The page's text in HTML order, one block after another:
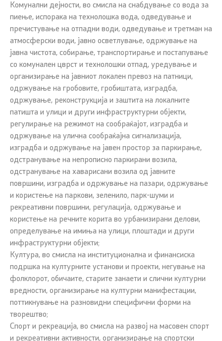
Комунални дејности, во смисла на снабдување со вода за
пиење, испорака на технолошка вода, одведување и
пречистување на отпадни води, одведување и третман на
атмосферски води, јавно осветлување, одржување на
јавна чистота, собирање, транспортирање и постапување
со комунален цврст и технолошки отпад, уредување и
организирање на јавниот локален превоз на патници,
одржување на гробовите, гробиштата, изградба,
одржување, реконструкција и заштита на локалните
патишта и улици и други инфраструктурни објекти,
регулирање на режимот на сообраќајот, изградба и
одржување на улична сообраќајна сигнализација,
изградба и одржување на јавен простор за паркирање,
одстранување на непрописно паркирани возила,
одстранување на хаварисани возила од јавните
површини, изградба и одржување на пазари, одржување
и користење на паркови, зеленило, парк-шуми и
рекреативни површини, регулација, одржување и
користење на речните корита во урбанизирани делови,
определување на имиња на улици, плоштади и други
инфраструктурни објекти;
Култура, во смисла на институционална и финансиска
подршка на културните установи и проекти, негување на
фолклорот, обичаите, старите занаети и слични културни
вредности, организирање на културни манифестации,
поттикнување на разновидни специфични форми на
творештво;
Спорт и рекреација, во смисла на развој на масовен спорт
и рекреативни активности, организирање на спортски